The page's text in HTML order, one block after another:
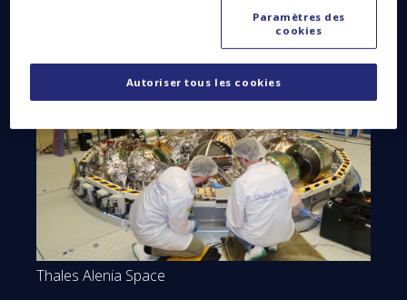
en Allemagne, et avoir signé un avenant contractuel
prévoyant des contributions similaires pour les ESM
Thales Alenia Space
Paramètres des
cookies
Autoriser tous les cookies